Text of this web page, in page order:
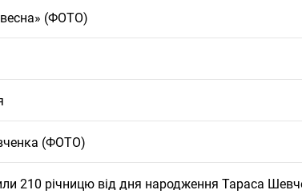
весна» (ФОТО)
(ФОТО)
210 річницю від дня народження Тараса